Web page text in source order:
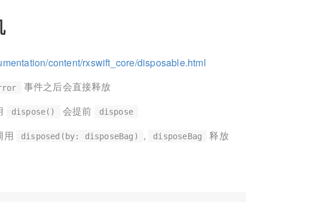
content/rxswift_core/disposable.html
事件之后会直接释放
dispose() 会提前 dispose
用 disposed(by: disposeBag) , disposeBag
释放